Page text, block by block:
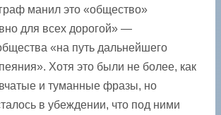
манил это «общество»
для всех дорогой» —
«на путь дальнейшего
Хотя это были не более, как
и туманные фразы, но
в убеждении, что под ними